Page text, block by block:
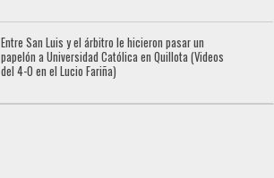
Entre San Luis y el árbitro le hicieron pasar un
papelón a Universidad Católica en Quillota (Videos
del 4-0 en el Lucio Fariña)